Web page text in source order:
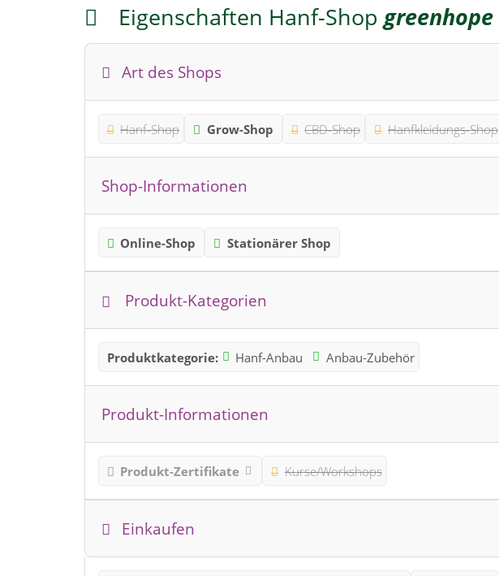
Eigenschaften Hanf-Shopgreenhope
Art des Shops
Hanf-Shop Grow-Shop CBD-Shop Hanfkleidungs-Shop
Shop-Informationen
Online-Shop Stationärer Shop
Produkt-Kategorien
Produktkategorie: Hanf-Anbau Anbau-Zubehör
Produkt-Informationen
Produkt-Zertifikate Kurse/Workshops
Einkaufen